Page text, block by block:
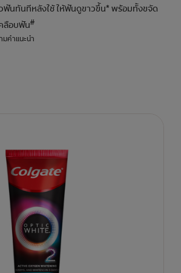
ฟันทันทีหลังใช้ ให้ฟันดูขาวขึ้น* พร้อมทั้งขจัด
ลือบฟัน#
คำแนะนำ